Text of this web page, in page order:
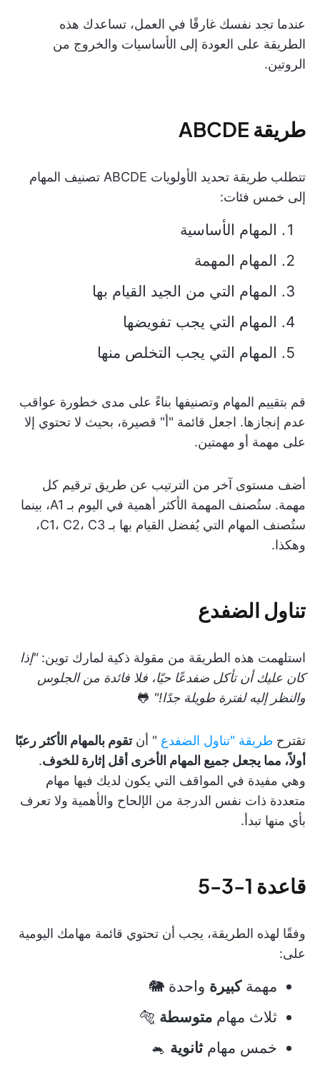
عندما تجد نفسك غارقًا في العمل، تساعدك هذه
الطريقة على العودة إلى الأساسيات والخروج من
الروتين.
طريقة ABCDE
تتطلب طريقة تحديد الأولويات ABCDE تصنيف المهام
إلى خمس فئات:
المهام الأساسية
المهام المهمة
المهام التي من الجيد القيام بها
المهام التي يجب تفويضها
المهام التي يجب التخلص منها
قم بتقييم المهام وتصنيفها بناءً على مدى خطورة عواقب
عدم إنجازها. اجعل قائمة "أ" قصيرة، بحيث لا تحتوي إلا
على مهمة أو مهمتين.
أضف مستوى آخر من الترتيب عن طريق ترقيم كل
مهمة. ستُصنف المهمة الأكثر أهمية في اليوم بـ A1، بينما
ستُصنف المهام التي يُفضل القيام بها بـ C1، C2، C3،
وهكذا.
تناول الضفدع
استلهمت هذه الطريقة من مقولة ذكية لمارك توين:"إذا
كان عليك أن تأكل ضفدعًا حيًا، فلا فائدة من الجلوس
والنظر إليه لفترة طويلة جدًا!" 🐸
تقترح طريقة "تناول الضفدع " أنتقوم بالمهام الأكثر رعبًا
أولاً، مما يجعل جميع المهام الأخرى أقل إثارة للخوف.
وهي مفيدة في المواقف التي يكون لديك فيها مهام
متعددة ذات نفس الدرجة من الإلحاح والأهمية ولا تعرف
بأي منها تبدأ.
قاعدة 1-3-5
وفقًا لهذه الطريقة، يجب أن تحتوي قائمة مهامك اليومية
على:
مهمةكبيرة واحدة 🐘
ثلاث مهام متوسطة 🐅
خمس مهام ثانوية 🐁